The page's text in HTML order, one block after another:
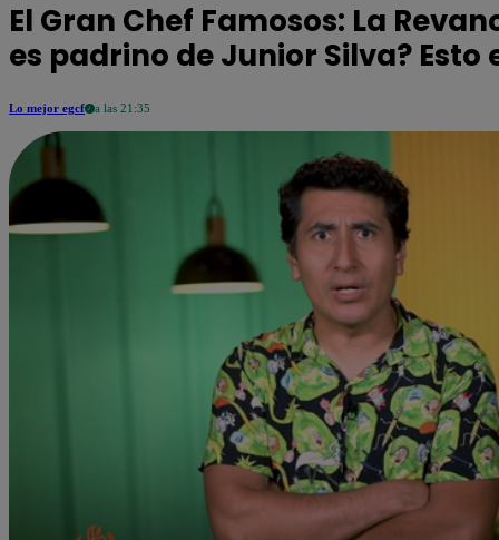
El Gran Chef Famosos: La
es padrino de Junior Silva? Esto
Lo mejor egcf a las 21:35